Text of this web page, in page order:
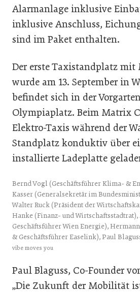
Alarmanlage inklusive
inklusive Anschluss,
sind im Paket enthalten.
Der erste Taxistandplatz
wurde am 13. September in
befindet sich in der
Olympiaplatz. Beim Matrix
Elektro-Taxis während der
Standplatz konduktiv über
installierte Ladeplatte
Bernd Vogl (Geschäftsführer Klima- &
Kasser (Generalsekretär im
Walter Ruck (Präsident der
Hanke (Finanz- und
Geschäftsführer Wien Energie),
& Geschäftsführer Easelink), Paul
vibe moves you
Paul Blaguss, Co-Founder
„Die Zukunft der Mobilität